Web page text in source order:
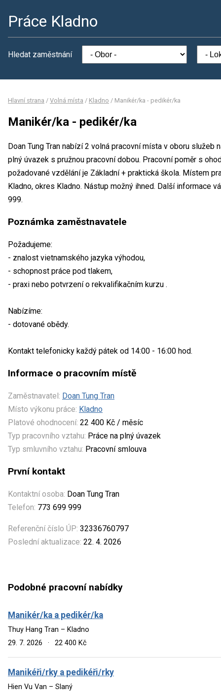
Práce Kladno
Hledat zaměstnání
Hlavní strana / Volná místa / Kladno / Manikér/ka - pedikér/ka
Manikér/ka - pedikér/ka
Doan Tung Tran nabízí 2 volná pracovní místa v oboru
plný úvazek s pružnou pracovní dobou. Pracovní poměr s
požadované vzdělání je Základní + praktická škola. Místem
Kladno, okres Kladno. Nástup možný ihned. Další informace
999.
Poznámka zaměstnavatele
Požadujeme:
- znalost vietnamského jazyka výhodou,
- schopnost práce pod tlakem,
- praxi nebo potvrzení o rekvalifikačním kurzu .
Nabízíme:
- dotované obědy.
Kontakt telefonicky každý pátek od 14:00 - 16:00 hod.
Informace o pracovním místě
Zaměstnavatel: Doan Tung Tran
Místo výkonu práce: Kladno
Platové ohodnocení: 22 400 Kč / měsíc
Typ pracovního vztahu: Práce na plný úvazek
Typ smluvního vztahu: Pracovní smlouva
První kontakt
Kontaktní osoba: Doan Tung Tran
Telefon: 773 699 999
Referenční číslo ÚP: 32336760797
Poslední aktualizace: 22. 4. 2026
Podobné pracovní nabídky
Manikér/ka a pedikér/ka
Thuy Hang Tran – Kladno
29. 7. 2026
· 22 400 Kč
Manikéři/rky a pedikéři/rky
Hien Vu Van – Slaný